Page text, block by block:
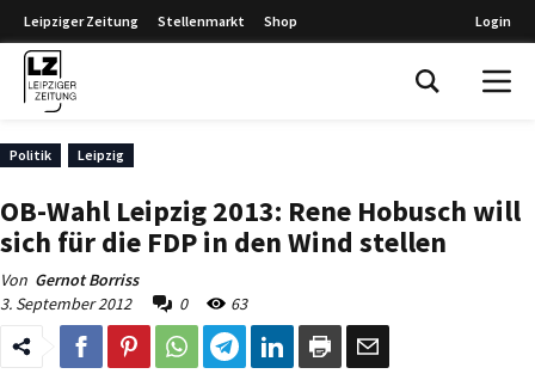
Leipziger Zeitung Stellenmarkt Shop Login
Politik Leipzig
OB-Wahl Leipzig 2013: Rene Hobusch will
sich für die FDP in den Wind stellen
Von Gernot Borriss
3. September 2012
0 63